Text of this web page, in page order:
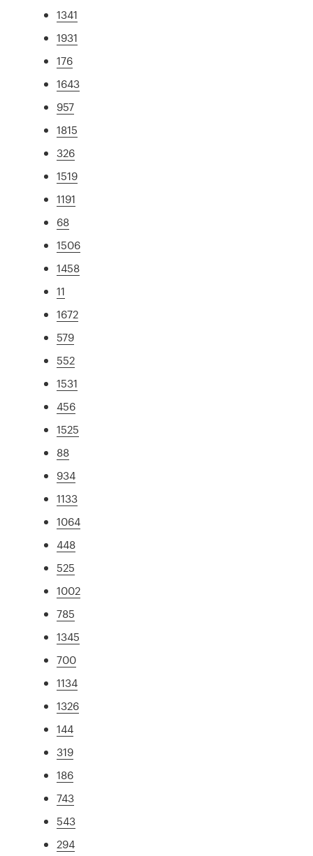
1341
1931
176
1643
957
1815
326
1519
1191
68
1506
1458
11
1672
579
552
1531
456
1525
88
934
1133
1064
448
525
1002
785
1345
700
1134
1326
144
319
186
743
543
294